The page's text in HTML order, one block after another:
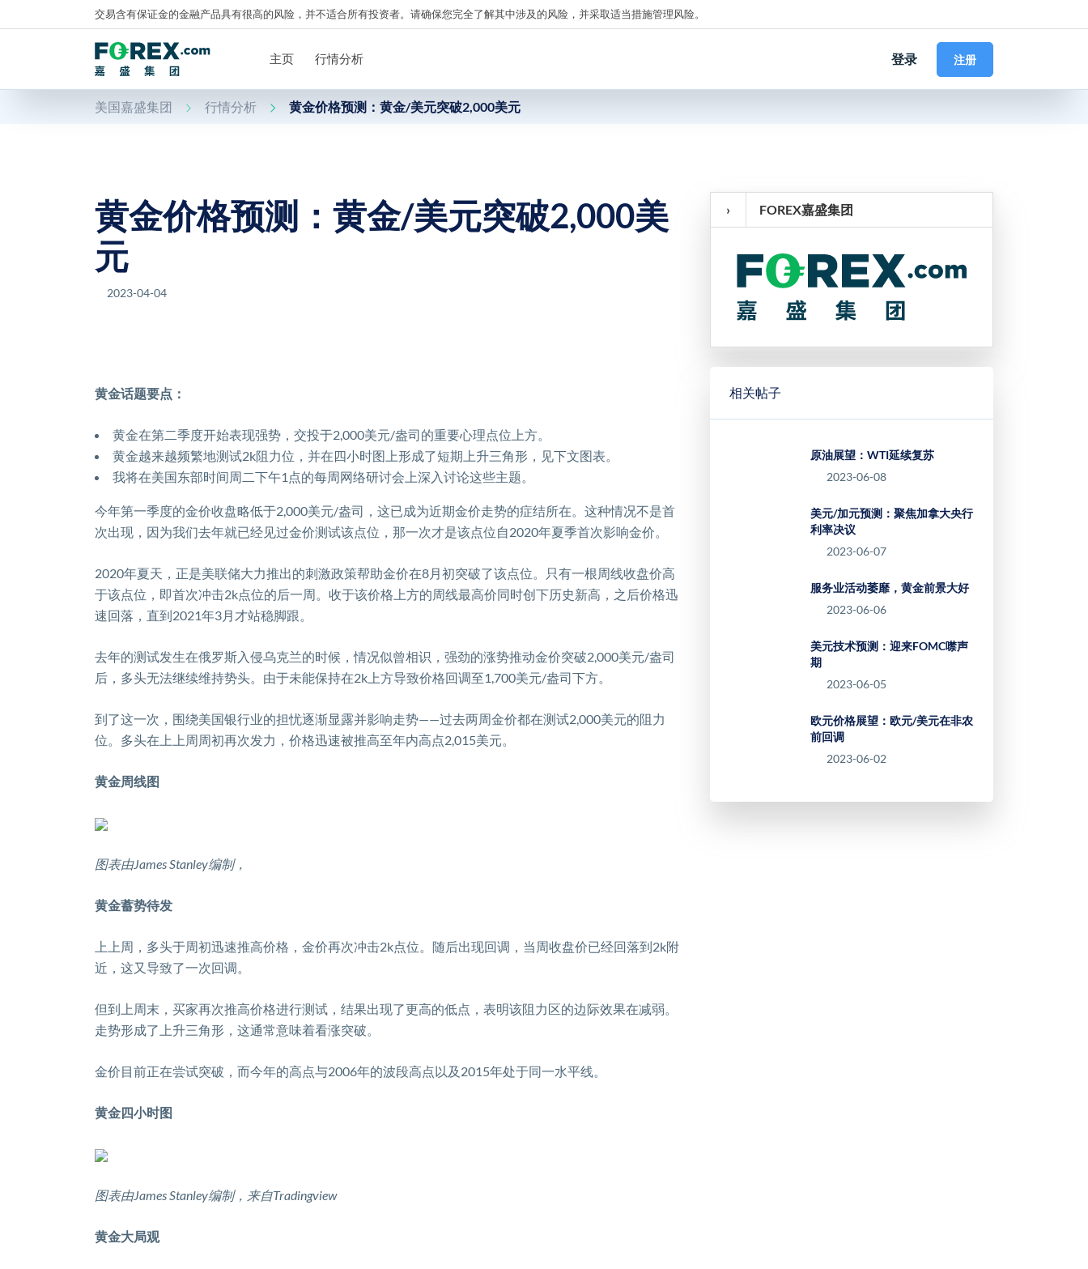
交易含有保证金的金融产品具有很高的风险，并不适合所有投资者。请确保您完全了解其中涉及的风险，并采取适当措施管理风险。
主页 行情分析 登录 注册
美国嘉盛集团 行情分析 黄金价格预测：黄金/美元突破2,000美元
黄金价格预测：黄金/美元突破2,000美
元
2023-04-04
黄金话题要点：
黄金在第二季度开始表现强势，交投于2,000美元/盎司的重要心理点位上方。
黄金越来越频繁地测试2k阻力位，并在四小时图上形成了短期上升三角形，见下文图表。
我将在美国东部时间周二下午1 点的每周网络研讨会上深入讨论这些主题。
今年第一季度的金价收盘略低于2,000美元/盎司，这已成为近期金价走势的症结所在。这种情况不是首
次出现，因为我们去年就已经见过金价测试该点位，那一次才是该点位自2020年夏季首次影响金价。
2020年夏天，正是美联储大力推出的刺激政策帮助金价在8月初突破了该点位。只有一根周线收盘价高
于该点位，即首次冲击2k点位的后一周。收于该价格上方的周线最高价同时创下历史新高，之后价格迅
速回落，直到2021年3月才站稳脚跟。
去年的测试发生在俄罗斯入侵乌克兰的时候，情况似曾相识，强劲的涨势推动金价突破2,000美元/盎司
后，多头无法继续维持势头。由于未能保持在2k 上方导致价格回调至1,700美元/盎司下方。
到了这一次，围绕美国银行业的担忧逐渐显露并影响走势——过去两周金价都在测试2,000美元的阻力
位。多头在上上周周初再次发力，价格迅速被推高至年内高点2,015美元。
黄金周线图
图表由JamesStanley编制，
黄金蓄势待发
上上周，多头于周初迅速推高价格，金价再次冲击2k点位。随后出现回调，当周收盘价已经回落到2k附
近，这又导致了一次回调。
但到上周末，买家再次推高价格进行测试，结果出现了更高的低点，表明该阻力区的边际效果在减弱。
走势形成了 上升三角形 ，这通常意味着看涨突破。
金价目前正在尝试突破，而今年的高点与2006年的波段高点以及 2015年处于同一水平线。
黄金四小时图
图表由JamesStanley编制，来自Tradingview
黄金大局观
› FOREX嘉盛集团
相关帖子
原油展望：WTI延续复苏
2023-06-08
美元/加元预测：聚焦加拿大央行
利率决议
2023-06-07
服务业活动萎靡，黄金前景大好
2023-06-06
美元技术预测：迎来FOMC噤声
期
2023-06-05
欧元价格展望：欧元/美元在非农
前回调
2023-06-02